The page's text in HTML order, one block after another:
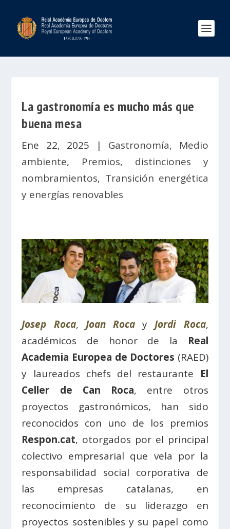
La gastronomía es mucho más que
buena mesa
Ene 22, 2025 | Gastronomía, Medio
ambiente, Premios, distinciones y
nombramientos, Transición energética
y energías renovables
Josep Roca, Joan Roca yJordi Roca,
académicos de honor de la Real
Academia Europea de Doctores (RAED)
y laureados chefs del restaurante El
Celler de Can Roca, entre otros
proyectos gastronómicos, han sido
reconocidos con uno de los premios
Respon.cat, otorgados por el principal
colectivo empresarial que vela por la
responsabilidad social corporativa de
las empresas catalanas, en
reconocimiento de su liderazgo en
proyectos sostenibles y su papel como